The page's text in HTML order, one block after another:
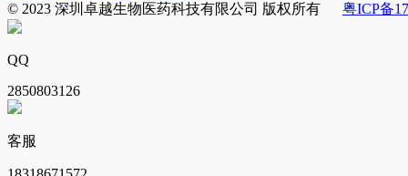
© 2023 深圳卓越生物医药科技有限公司 版权所有 粤ICP备
QQ
2850803126
客服